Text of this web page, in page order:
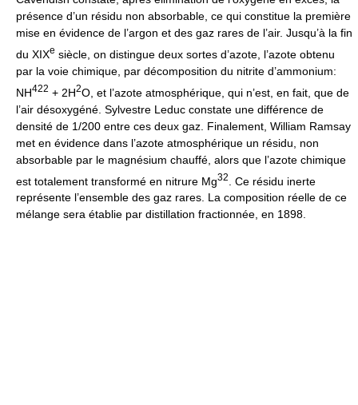
présence d’un résidu non absorbable, ce qui constitue la première
mise en évidence de l’argon et des gaz rares de l’air. Jusqu’à la fin
du XIXe siècle, on distingue deux sortes d’azote, l’azote obtenu
par la voie chimique, par décomposition du nitrite d’ammonium:
NH422 + 2H2O, et l’azote atmosphérique, qui n’est, en fait, que de
l’air désoxygéné. Sylvestre Leduc constate une différence de
densité de 1/200 entre ces deux gaz. Finalement, William Ramsay
met en évidence dans l’azote atmosphérique un résidu, non
absorbable par le magnésium chauffé, alors que l’azote chimique
est totalement transformé en nitrure Mg32
. Ce résidu inerte
représente l’ensemble des gaz rares. La composition réelle de ce
mélange sera établie par distillation fractionnée, en 1898.